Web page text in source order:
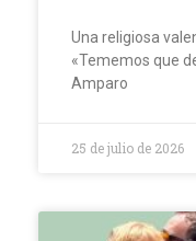
Una religiosa
«Tememos que
Amparo
25 de julio de 2026